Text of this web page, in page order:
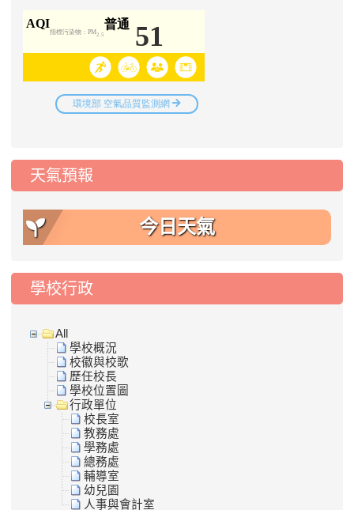
天氣預報
今日天氣
學校行政
All
學校概況
校徽與校歌
歷任校長
學校位置圖
行政單位
校長室
教務處
學務處
總務處
輔導室
幼兒園
人事與會計室